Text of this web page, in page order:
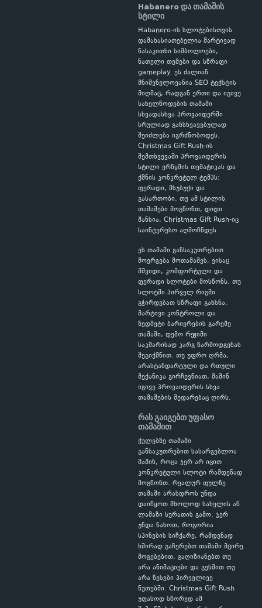
Habanero და თამაშის
სტილი
Habanero-ის სლოტებისთვის
დამახასიათებელია მარტივად
წასაკითხი სიმბოლოები,
ნათელი თემები და სწრაფი
gameplay. ეს ძალიან
მნიშვნელოვანია SEO ტექსტის
მიღმაც, რადგან ერთი და იგივე
სახელწოდების თამაში
სხვადასხვა პროვაიდერში
სრულიად განსხვავებულად
შეიძლება იგრძნობოდეს.
Christmas Gift Rush-ის
შემთხვევაში პროვაიდერის
სტილი ერწყმის თემატიკას და
ქმნის კონკრეტულ ტემპს:
ფერადი, მსუბუქი და
გასართობი. თუ ამ სტილის
თამაშები მოგწონთ, დიდი
შანსია, Christmas Gift Rush-იც
საინტერესო აღმოჩნდეს.
ეს თამაში განსაკუთრებით
მოერგება მოთამაშეს, ვისაც
მშვიდი, კომფორტული და
ფერადი სლოტები მოსწონს. თუ
სლოტში პირველ რიგში
გჭირდებათ სწრაფი გახსნა,
მარტივი კონტროლი და
ზედმეტი ბარიერების გარეშე
თამაში, დემო რეჟიმი
საკმარისად კარგ წარმოდგენას
შეგიქმნით. თუ უფრო ღრმა,
არასტანდარტული და რთული
მექანიკა გირჩევნიათ, მაშინ
იგივე პროვაიდერის სხვა
თამაშების შედარებაც ღირს.
რას გაიგებთ უფასო
თამაშით
ქულებზე თამაში
განსაკუთრებით სასარგებლოა
მაშინ, როცა ჯერ არ იცით
კონკრეტული სლოტი რამდენად
მოგწონთ. რეალურ ფულზე
თამაში არასდროს უნდა
დაიწყოთ მხოლოდ სახელის ან
ლამაზი სურათის გამო. ჯერ
უნდა ნახოთ, როგორია
სპინების სიჩქარე, რამდენად
ხშირად გაჩერებთ თამაში მცირე
მოგებებით, გაღიზიანებთ თუ
არა ანიმაციები და გესმით თუ
არა წესები პირველივე
წუთებში. Christmas Gift Rush
უფასოდ სწორედ ამ